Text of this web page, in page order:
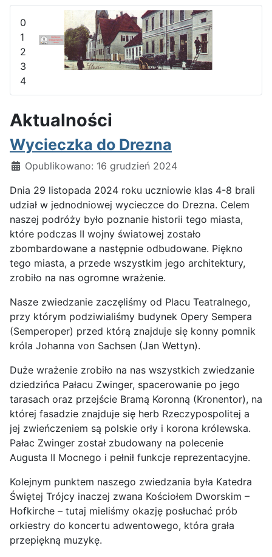
0
1
2
3
4
Aktualności
Wycieczka do Drezna
Szczegóły
Opublikowano: 16 grudzień 2024
Dnia 29 listopada 2024 roku uczniowie klas 4-8 brali
udział w jednodniowej wycieczce do Drezna. Celem
naszej podróży było poznanie historii tego miasta,
które podczas II wojny światowej zostało
zbombardowane a następnie odbudowane. Piękno
tego miasta, a przede wszystkim jego architektury,
zrobiło na nas ogromne wrażenie.
Nasze zwiedzanie zaczęliśmy od Placu Teatralnego,
przy którym podziwialiśmy budynek Opery Sempera
(Semperoper) przed którą znajduje się konny pomnik
króla Johanna von Sachsen (Jan Wettyn).
Duże wrażenie zrobiło na nas wszystkich zwiedzanie
dziedzińca Pałacu Zwinger, spacerowanie po jego
tarasach oraz przejście Bramą Koronną (Kronentor), na
której fasadzie znajduje się herb Rzeczypospolitej a
jej zwieńczeniem są polskie orły i korona królewska.
Pałac Zwinger został zbudowany na polecenie
Augusta II Mocnego i pełnił funkcje reprezentacyjne.
Kolejnym punktem naszego zwiedzania była Katedra
Świętej Trójcy inaczej zwana Kościołem Dworskim –
Hofkirche – tutaj mieliśmy okazję posłuchać prób
orkiestry do koncertu adwentowego, która grała
przepiękną muzykę.